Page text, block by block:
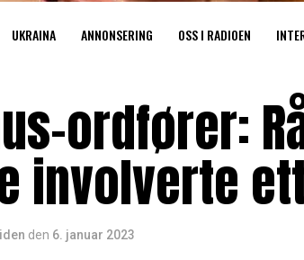
UKRAINA ANNONSERING OSS I RADIOEN
ordfører:
involverte
den 6. januar 2023